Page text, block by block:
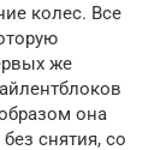
колес. Все
же
она
снятия, со